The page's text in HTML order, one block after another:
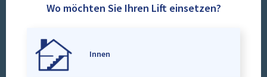
Wo möchten Sie Ihren Lift einsetzen?
Innen